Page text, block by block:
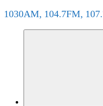
1030AM, 104.7FM,